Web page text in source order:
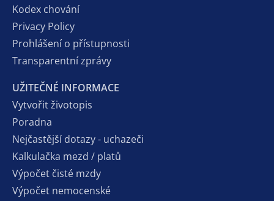
Kodex chování
Privacy Policy
Prohlášení o přístupnosti
Transparentní zprávy
UŽITEČNÉ INFORMACE
Vytvořit životopis
Poradna
Nejčastější dotazy - uchazeči
Kalkulačka mezd / platů
Výpočet čisté mzdy
Výpočet nemocenské